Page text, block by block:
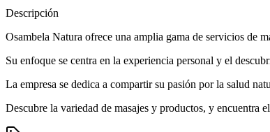
Descripción
Osambela Natura ofrece una amplia gama de servicios de
Su enfoque se centra en la experiencia personal y el
La empresa se dedica a compartir su pasión por la salud
Descubre la variedad de masajes y productos, y encuentra